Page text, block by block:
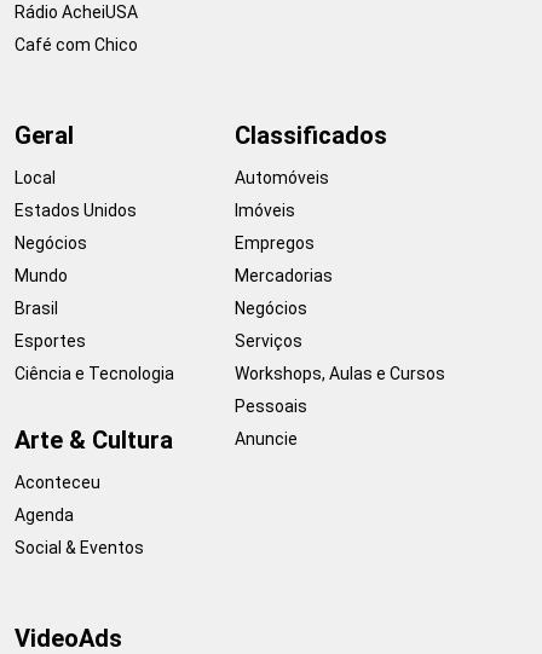
Rádio AcheiUSA
Café com Chico
Geral
Local
Estados Unidos
Negócios
Mundo
Brasil
Esportes
Ciência e Tecnologia
Arte & Cultura
Aconteceu
Agenda
Social & Eventos
Classificados
Automóveis
Imóveis
Empregos
Mercadorias
Negócios
Serviços
Workshops, Aulas e Cursos
Pessoais
Anuncie
VideoAds